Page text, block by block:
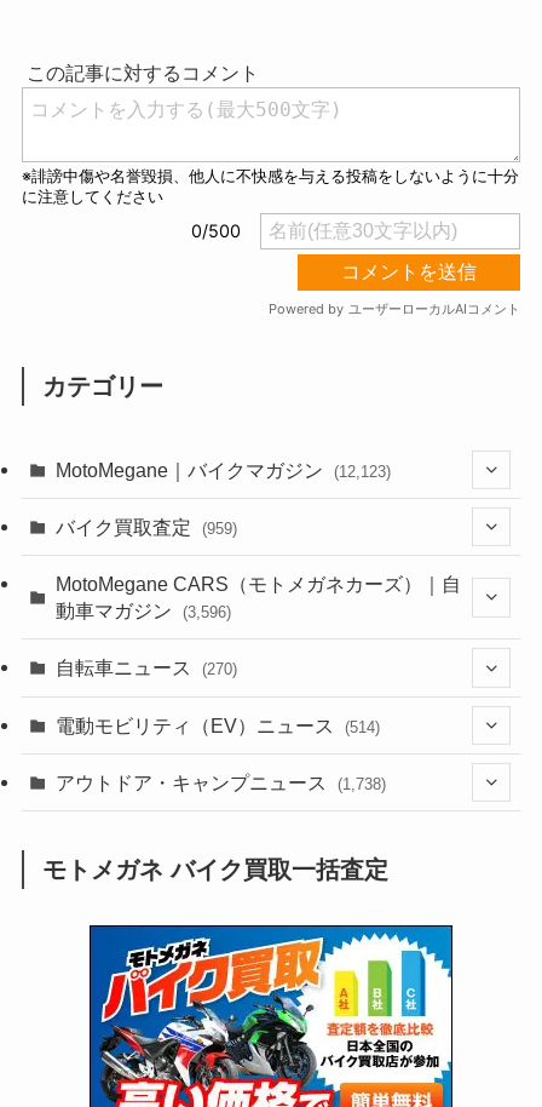
カテゴリー
MotoMegane｜バイクマガジン (12,123)
(44)
(637)
(118)
(60)
(31)
(51)
(34)
(5)
(12)
(251)
(38)
(24)
(16)
(25)
(24)
(46)
(249)
(64)
(16)
(62)
(4)
(6)
(306)
(6,953)
(2,473)
(249)
(1,226)
(12)
(131)
(38)
(131)
(167)
(85)
(21)
(171)
(98)
(274)
(66)
(16)
(141)
(254)
(204)
(1,138)
(166)
(23)
(33)
(34)
(415)
(16)
バイク買取査定 (959)
(352)
MotoMegane CARS（モトメガネカーズ）｜自
動車マガジン
(3,596)
(184)
(137)
(72)
(2,739)
(126)
(170)
自転車ニュース (270)
(54)
(211)
電動モビリティ（EV）ニュース (514)
(132)
(171)
(118)
(27)
アウトドア・キャンプニュース (1,738)
(1,605)
(147)
(13)
(19)
モトメガネ バイク買取一括査定